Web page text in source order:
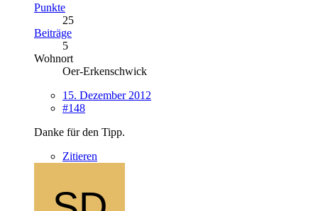
Punkte
25
Beiträge
5
Wohnort
Oer-Erkenschwick
15. Dezember 2012
#148
Danke für den Tipp.
Zitieren